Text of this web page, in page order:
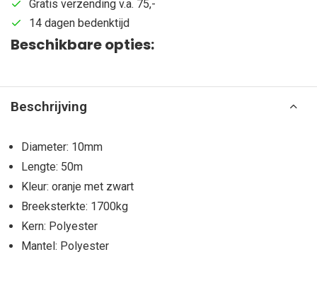
Gratis verzending v.a. 75,-
14 dagen bedenktijd
Beschikbare opties:
Beschrijving
Diameter: 10mm
Lengte: 50m
Kleur: oranje met zwart
Breeksterkte: 1700kg
Kern: Polyester
Mantel: Polyester